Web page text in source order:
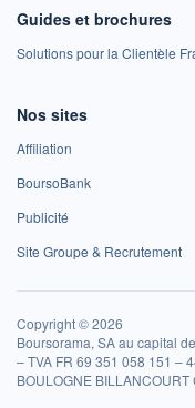
Guides et brochures
Solutions pour la Clientèle
Nos sites
Affiliation
BoursoBank
Publicité
Site Groupe & Recrutement
Copyright © 2026
Boursorama, SA au capital
– TVA FR 69 351 058 151 –
BOULOGNE BILLANCOURT